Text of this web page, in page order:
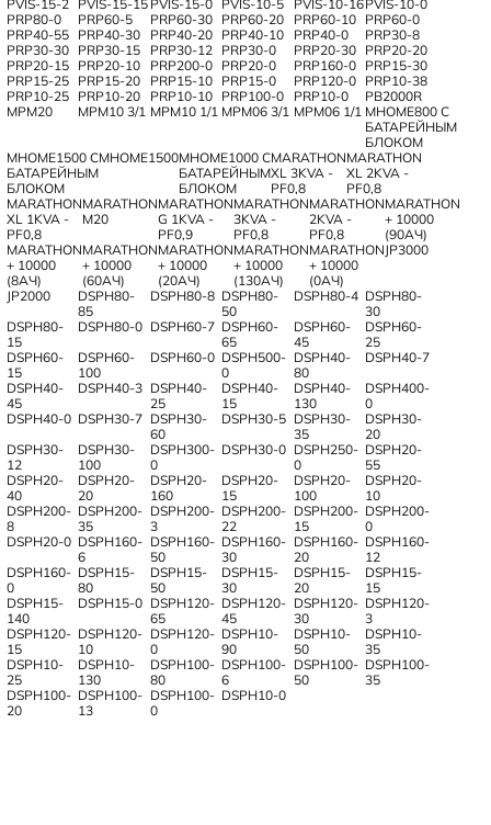
PVIS-15-2 PVIS-15-15 PVIS-15-0 PVIS-10-5 PVIS-10-16PVIS-10-0
PRP80-0
PRP60-5 PRP60-30 PRP60-20 PRP60-10
PRP60-0
PRP40-55 PRP40-30 PRP40-20 PRP40-10 PRP40-0
PRP30-8
PRP30-30 PRP30-15 PRP30-12 PRP30-0 PRP20-30
PRP20-20
PRP20-15 PRP20-10 PRP200-0 PRP20-0 PRP160-0
PRP15-30
PRP15-25 PRP15-20 PRP15-10 PRP15-0 PRP120-0
PRP10-38
PRP10-25 PRP10-20 PRP10-10 PRP100-0 PRP10-0
PB2000R
MPM20
MPM10 3/1 MPM10 1/1 MPM06 3/1 MPM06 1/1 MHOME800 С
БАТАРЕЙНЫМ
БЛОКОМ
MHOME1500 С
БАТАРЕЙНЫМ
БЛОКОМ
MHOME1500MHOME1000 С
БАТАРЕЙНЫМ
БЛОКОМ
MARATHON
XL 3KVA -
PF0,8
MARATHON
XL 2KVA -
PF0,8
MARATHON
XL 1KVA -
PF0,8
MARATHON
M20
MARATHON
G 1KVA -
PF0,9
MARATHON
3KVA -
PF0,8
MARATHON
2KVA -
PF0,8
MARATHON
+ 10000
(90АЧ)
MARATHON
+ 10000
(8АЧ)
MARATHON
+ 10000
(60АЧ)
MARATHON
+ 10000
(20АЧ)
MARATHON
+ 10000
(130АЧ)
MARATHON
+ 10000
(0АЧ)
JP3000
JP2000
DSPH80-
85
DSPH80-8 DSPH80-
50
DSPH80-4 DSPH80-
30
DSPH80-
15
DSPH80-0 DSPH60-7 DSPH60-
65
DSPH60-
45
DSPH60-
25
DSPH60-
15
DSPH60-
100
DSPH60-0 DSPH500-
0
DSPH40-
80
DSPH40-7
DSPH40-
45
DSPH40-3 DSPH40-
25
DSPH40-
15
DSPH40-
130
DSPH400-
0
DSPH40-0 DSPH30-7 DSPH30-
60
DSPH30-5 DSPH30-
35
DSPH30-
20
DSPH30-
12
DSPH30-
100
DSPH300-
0
DSPH30-0 DSPH250-
0
DSPH20-
55
DSPH20-
40
DSPH20-
20
DSPH20-
160
DSPH20-
15
DSPH20-
100
DSPH20-
10
DSPH200-
8
DSPH200-
35
DSPH200-
3
DSPH200-
22
DSPH200-
15
DSPH200-
0
DSPH20-0 DSPH160-
6
DSPH160-
50
DSPH160-
30
DSPH160-
20
DSPH160-
12
DSPH160-
0
DSPH15-
80
DSPH15-
50
DSPH15-
30
DSPH15-
20
DSPH15-
15
DSPH15-
140
DSPH15-0 DSPH120-
65
DSPH120-
45
DSPH120-
30
DSPH120-
3
DSPH120-
15
DSPH120-
10
DSPH120-
0
DSPH10-
90
DSPH10-
50
DSPH10-
35
DSPH10-
25
DSPH10-
130
DSPH100-
80
DSPH100-
6
DSPH100-
50
DSPH100-
35
DSPH100-
20
DSPH100-
13
DSPH100-
0
DSPH10-0